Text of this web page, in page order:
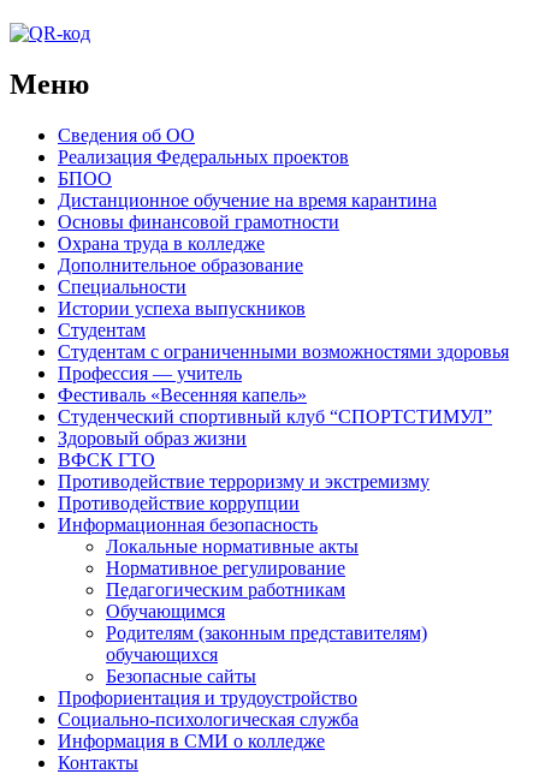
Меню
Сведения об ОО
Реализация Федеральных проектов
БПОО
Дистанционное обучение на время карантина
Основы финансовой грамотности
Охрана труда в колледже
Дополнительное образование
Специальности
Истории успеха выпускников
Студентам
Студентам с ограниченными возможностями здоровья
Профессия — учитель
Фестиваль «Весенняя капель»
Студенческий спортивный клуб “СПОРТСТИМУЛ”
Здоровый образ жизни
ВФСК ГТО
Противодействие терроризму и экстремизму
Противодействие коррупции
Информационная безопасность
Локальные нормативные акты
Нормативное регулирование
Педагогическим работникам
Обучающимся
Родителям (законным представителям)
обучающихся
Безопасные сайты
Профориентация и трудоустройство
Социально-психологическая служба
Информация в СМИ о колледже
Контакты